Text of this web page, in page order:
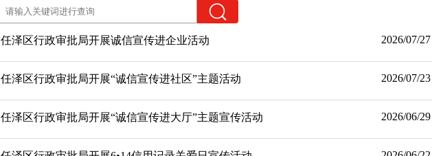
任泽区行政审批局开展诚信宣传进企业活动 2026/07/27
任泽区行政审批局开展“诚信宣传进社区”主题活动 2026/07/23
任泽区行政审批局开展“诚信宣传进大厅”主题宣传活动 2026/06/29